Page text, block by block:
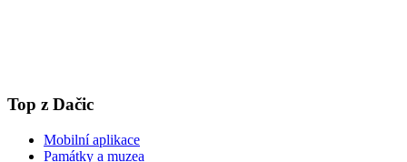
Top z Dačic
Mobilní aplikace
Památky a muzea